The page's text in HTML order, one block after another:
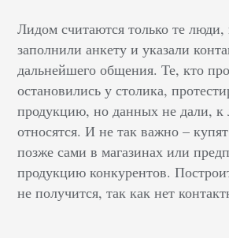
Лидом считаются только те люди,
заполнили анкету и указали
дальнейшего общения. Те, кто
остановились у столика,
продукцию, но данных не дали, к
относятся. И не так важно –
позже сами в магазинах или
продукцию конкурентов.
не получится, так как нет